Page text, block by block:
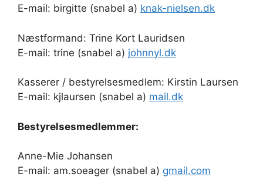
E-mail: birgitte (snabel a) knak-nielsen.dk
Næstformand: Trine Kort Lauridsen
E-mail: trine (snabel a) johnnyl.dk
Kasserer / bestyrelsesmedlem: Kirstin Laursen
E-mail: kjlaursen (snabel a) mail.dk
Bestyrelsesmedlemmer:
Anne-Mie Johansen
E-mail: am.soeager (snabel a) gmail.com